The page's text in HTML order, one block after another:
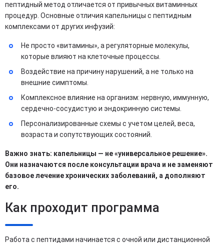
пептидный метод отличается от привычных витаминных
процедур. Основные отличия капельницы с пептидным
комплексами от других инфузий:
Не просто «витамины», а регуляторные молекулы,
которые влияют на клеточные процессы.
Воздействие на причину нарушений, а не только на
внешние симптомы.
Комплексное влияние на организм: нервную, иммунную,
сердечно-сосудистую и эндокринную системы.
Персонализированные схемы с учетом целей, веса,
возраста и сопутствующих состояний.
Важно знать: капельницы — не «универсальное решение».
Они назначаются после консультации врача и не заменяют
базовое лечение хронических заболеваний, а дополняют
его.
Как проходит программа
Работа с пептидами начинается с очной или дистанционной